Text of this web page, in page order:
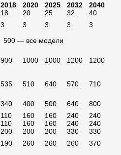
2018 2020 2025 2032
2040
18 20 25 32
40
3 3 3 3
3
500 — все модели
900 1000 1000 1200
1200
535 510 640 570
710
340 400 500 640
800
110 160 160 240
240
110 160 160 240
240
200 200 200 330
330
190 260 260 260
370